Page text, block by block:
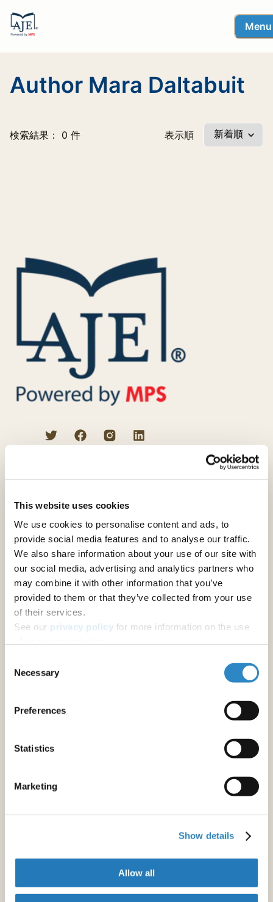
This website uses cookies
We use cookies to personalise content and ads, to
provide social media features and to analyse our traffic.
We also share information about your use of our site with
our social media, advertising and analytics partners who
may combine it with other information that you’ve
provided to them or that they’ve collected from your use
of their services.
See our privacy policy for more information on the use
Selection
Necessary
Preferences
Statistics
Marketing
Show details
Allow all
Menu
Author Mara Daltabuit
検索結果： 0 件 表示順
科学論文校閲
学術翻訳
ジャーナル推奨
その他の著者向けサービス
アブストラクトの校正